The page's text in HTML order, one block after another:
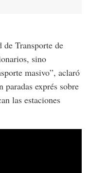
de Transporte de
sino
masivo”, aclaró
paradas exprés sobre
las estaciones